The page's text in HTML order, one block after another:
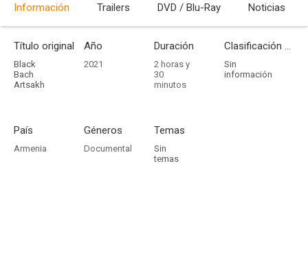
Información Trailers DVD / Blu-Ray Noticias
Título original
Black
Bach
Artsakh
Año
2021
Duración
2 horas y
30
minutos
Clasificación por edades
Sin
información
País
Armenia
Géneros
Documental
Temas
Sin
temas